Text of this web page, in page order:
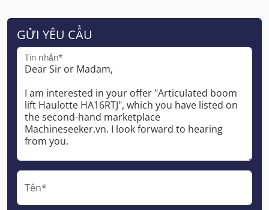
GỬI YÊU CẦU
Tin nhắn*
Tên*